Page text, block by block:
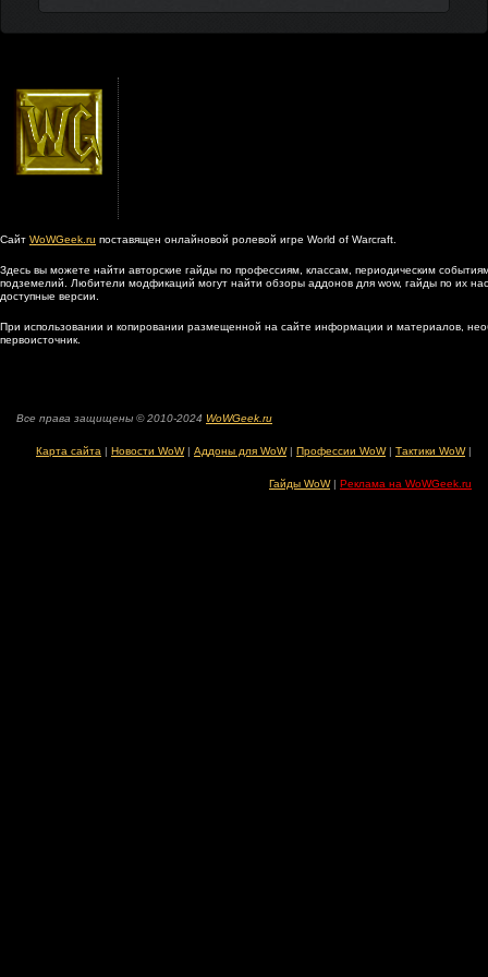
Сайт WoWGeek.ru поставящен онлайновой ролевой игре World of Warcraft.
Здесь вы можете найти авторские гайды по профессиям, классам, периодическим
подземелий. Любители модфикаций могут найти обзоры аддонов для wow, гайды по их
доступные версии.
При использовании и копировании размещенной на сайте информации и материалов,
первоисточник.
Все права защищены © 2010-2024 WoWGeek.ru
Карта сайта | Новости WoW| Аддоны для WoW| Профессии WoW| Тактики WoW|
Гайды WoW| Реклама на WoWGeek.ru